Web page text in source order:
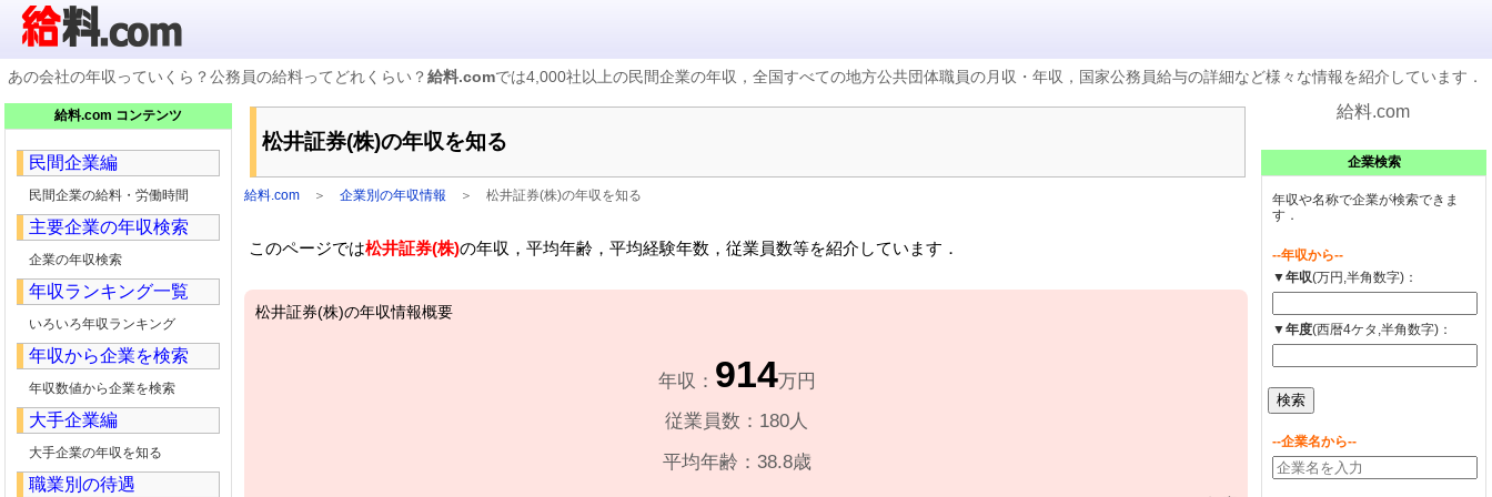
企業検索
年収ランキング
業種別企業一覧
国家公務員編
地方公務員給料検索
私立大学教員編
収録企業データの状況
あの会社の年収っていくら？公務員の給料ってどれくらい？給料.comでは4,000社以上の民間企業の年収，全国すべての地方公共団体職員の月収・年収，国家公務員給与の詳細など様々な情報を紹介しています．
松井証券(株)の年収を知る
給料.com ＞ 企業別の年収情報 ＞ 松井証券(株)の年収を知る
このページでは松井証券(株)の年収，平均年齢，平均経験年数，従業員数等を紹介しています．
松井証券(株)の年収情報概要
年収： 914万円
従業員数：180人
平均年齢：38.8歳
給料.com コンテンツ
民間企業編
民間企業の給料・労働時間
主要企業の年収検索
企業の年収検索
年収ランキング一覧
いろいろ年収ランキング
年収から企業を検索
年収数値から企業を検索
大手企業編
大手企業の年収を知る
職業別の待遇
給料.com
企業検索
年収や名称で企業が検索できま
す．
--年収から--
▼年収(万円,半角数字)：
▼年度(西暦4ケタ,半角数字)：
--企業名から--